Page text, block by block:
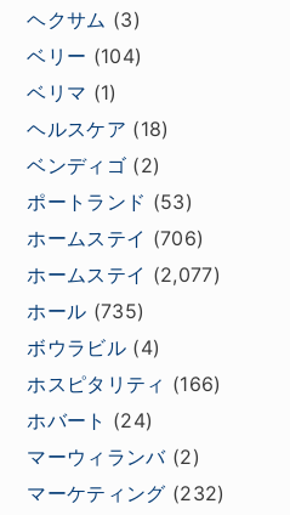
ヘクサム (3)
ベリー (104)
ベリマ (1)
ヘルスケア (18)
ベンディゴ (2)
ポートランド (53)
ホームステイ (706)
ホームステイ (2,077)
ホール (735)
ボウラビル (4)
ホスピタリティ (166)
ホバート (24)
マーウィランバ(2)
マーケティング (232)